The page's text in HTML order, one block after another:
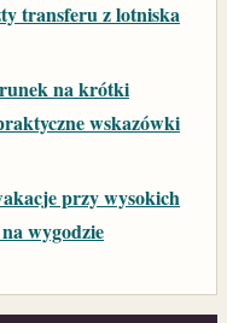
transferu z lotniska
na krótki
wskazówki
przy wysokich
wygodzie